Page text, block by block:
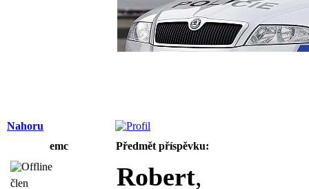
Nahoru
emc
Předmět příspěvku:
člen Robert,